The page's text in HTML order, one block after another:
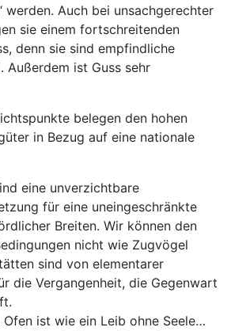
werden. Auch bei unsachgerechter
sie einem fortschreitenden
denn sie sind empfindliche
Außerdem ist Guss sehr
belegen den hohen
in Bezug auf eine nationale
eine unverzichtbare
für eine uneingeschränkte
Breiten. Wir können den
nicht wie Zugvögel
sind von elementarer
die Vergangenheit, die Gegenwart
Ofen ist wie ein Leib ohne Seele…